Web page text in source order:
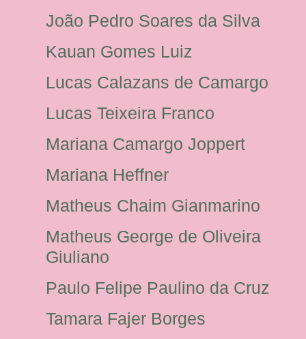
João Pedro Soares da Silva
Kauan Gomes Luiz
Lucas Calazans de Camargo
Lucas Teixeira Franco
Mariana Camargo Joppert
Mariana Heffner
Matheus Chaim Gianmarino
Matheus George de Oliveira
Giuliano
Paulo Felipe Paulino da Cruz
Tamara Fajer Borges